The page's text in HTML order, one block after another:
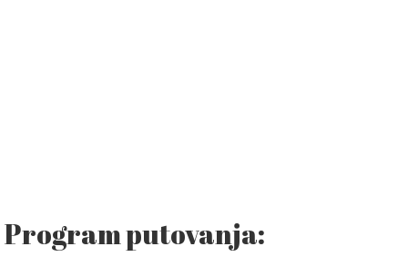
Program putovanja: